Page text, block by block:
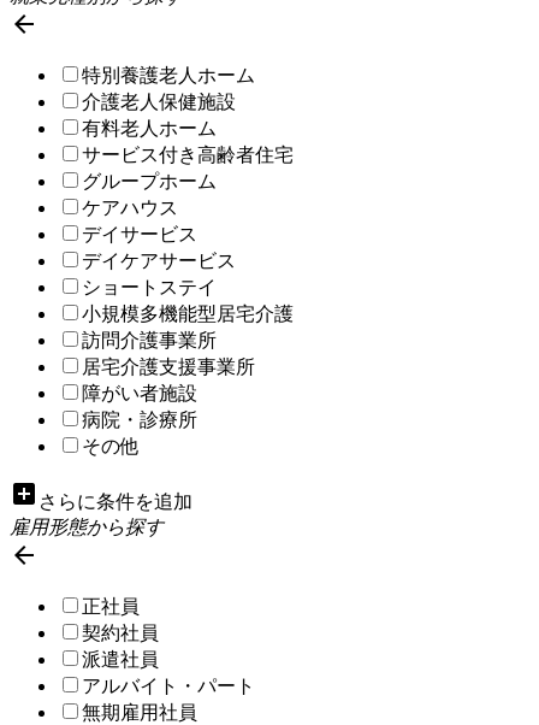

特別養護老人ホーム
介護老人保健施設
有料老人ホーム
サービス付き高齢者住宅
グループホーム
ケアハウス
デイサービス
デイケアサービス
ショートステイ
小規模多機能型居宅介護
訪問介護事業所
居宅介護支援事業所
障がい者施設
病院・診療所
その他
add_box さらに条件を追加
雇用形態から探す

正社員
契約社員
派遣社員
アルバイト・パート
無期雇用社員